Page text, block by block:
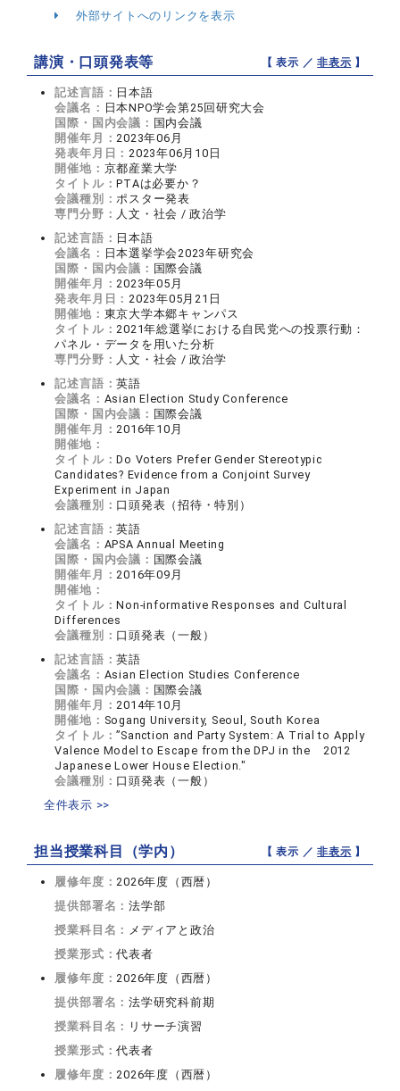
外部サイトへのリンクを表示
講演・口頭発表等 【 表示 ／非表示 】
記述言語： 日本語
会議名： 日本NPO学会第25回研究大会
国際・国内会議： 国内会議
開催年月：2023年06月
発表年月日：2023年06月10日
開催地： 京都産業大学
タイトル：PTAは必要か？
会議種別：ポスター発表
専門分野： 人文・社会 / 政治学
記述言語： 日本語
会議名： 日本選挙学会2023年研究会
国際・国内会議： 国際会議
開催年月：2023年05月
発表年月日：2023年05月21日
開催地： 東京大学本郷キャンパス
タイトル：2021年総選挙における自民党への投票行動：
パネル・データを用いた分析
専門分野： 人文・社会 / 政治学
記述言語：英語
会議名： Asian Election Study Conference
国際・国内会議： 国際会議
開催年月：2016年10月
開催地：
タイトル：Do Voters Prefer Gender Stereotypic
Candidates? Evidence from a Conjoint Survey
Experiment in Japan
会議種別： 口頭発表（招待・特別）
記述言語：英語
会議名： APSA Annual Meeting
国際・国内会議： 国際会議
開催年月：2016年09月
開催地：
タイトル：Non-informative Responses and Cultural
Differences
会議種別： 口頭発表（一般）
記述言語：英語
会議名： Asian Election Studies Conference
国際・国内会議： 国際会議
開催年月：2014年10月
開催地： Sogang University, Seoul, South Korea
タイトル：”Sanction and Party System: A Trial to Apply
Valence Model to Escape from the DPJ in the 2012
Japanese Lower House Election."
会議種別： 口頭発表（一般）
全件表示 >>
担当授業科目（学内） 【 表示 ／非表示 】
履修年度：2026年度（西暦）
提供部署名：法学部
授業科目名： メディアと政治
授業形式：代表者
履修年度：2026年度（西暦）
提供部署名：法学研究科前期
授業科目名： リサーチ演習
授業形式：代表者
履修年度：2026年度（西暦）